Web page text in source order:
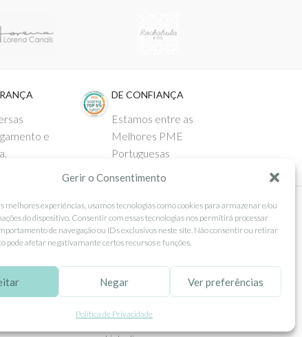
Gerir o Consentimento
melhores experiências, usamos tecnologias como cookies para armazenar e/ou
do dispositivo. Consentir com essas tecnologias nos permitirá processar
de navegação ou IDs exclusivos neste site. Não consentir ou retirar
pode afetar negativamante certos recursos e funções.
Negar Ver preferências
Política de Privacidade
e
DE CONFIANÇA
Estamos entre as
Melhores PME
Portuguesas
CLIENTE
SEGUE-NOS
Facebook
Instagram
Pinterest
X